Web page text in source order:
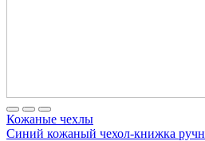
Кожаные чехлы
Синий кожаный чехол-книжка